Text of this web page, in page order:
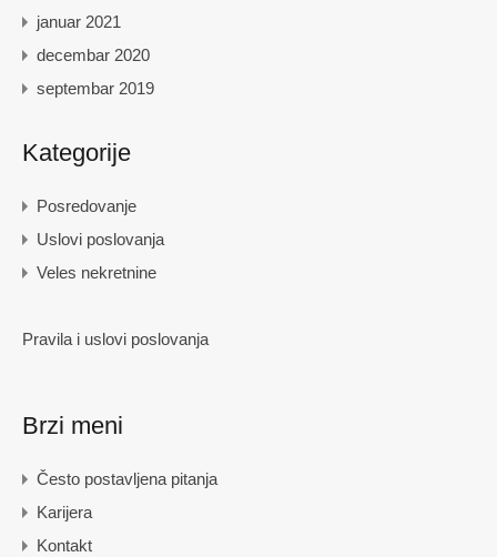
januar 2021
decembar 2020
septembar 2019
Kategorije
Posredovanje
Uslovi poslovanja
Veles nekretnine
Pravila i uslovi poslovanja
Brzi meni
Često postavljena pitanja
Karijera
Kontakt